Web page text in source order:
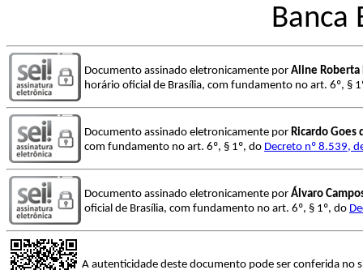
Banca
Documento assinado eletronicamente por Aline Roberta
horário oficial de Brasília, com fundamento no art. 6º, §
Documento assinado eletronicamente por Ricardo Goes
com fundamento no art. 6º, § 1º, do Decreto nº 8.539,
Documento assinado eletronicamente por Álvaro
oficial de Brasília, com fundamento no art. 6º, § 1º, do
A autenticidade deste documento pode ser conferida no